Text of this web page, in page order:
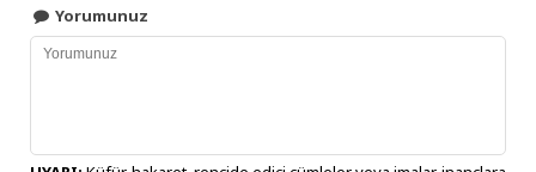
Yorumunuz